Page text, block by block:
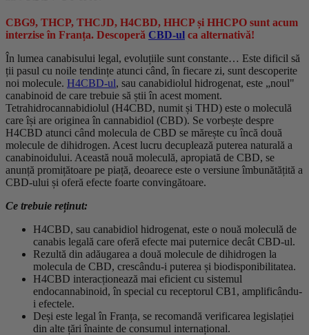
CBG9, THCP, THCJD, H4CBD, HHCP și HHCPO sunt acum
interzise în Franța. Descoperă CBD-ul ca alternativă!
În lumea canabisului legal, evoluțiile sunt constante… Este dificil să
ții pasul cu noile tendințe atunci când, în fiecare zi, sunt descoperite
noi molecule. H4CBD-ul, sau canabidiolul hidrogenat, este „noul"
canabinoid de care trebuie să știi în acest moment.
Tetrahidrocannabidiolul (H4CBD, numit și THD) este o moleculă
care își are originea în cannabidiol (CBD). Se vorbește despre
H4CBD atunci când molecula de CBD se mărește cu încă două
molecule de dihidrogen. Acest lucru decuplează puterea naturală a
canabinoidului. Această nouă moleculă, apropiată de CBD, se
anunță promițătoare pe piață, deoarece este o versiune îmbunătățită a
CBD-ului și oferă efecte foarte convingătoare.
Ce trebuie reținut:
H4CBD, sau canabidiol hidrogenat, este o nouă moleculă de
canabis legală care oferă efecte mai puternice decât CBD-ul.
Rezultă din adăugarea a două molecule de dihidrogen la
molecula de CBD, crescându-i puterea și biodisponibilitatea.
H4CBD interacționează mai eficient cu sistemul
endocannabinoid, în special cu receptorul CB1, amplificându-
i efectele.
Deși este legal în Franța, se recomandă verificarea legislației
din alte țări înainte de consumul internațional.